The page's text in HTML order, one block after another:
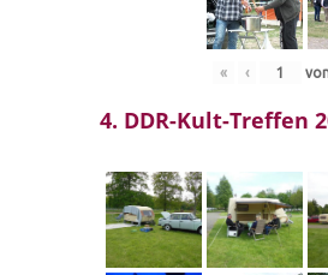
« ‹
4. DDR-Kult-Treffen